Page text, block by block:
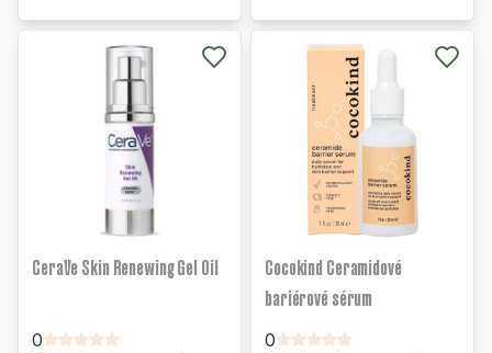
CeraVe Skin Renewing Gel Oil
0
Cocokind Ceramidové
bariérové sérum
0